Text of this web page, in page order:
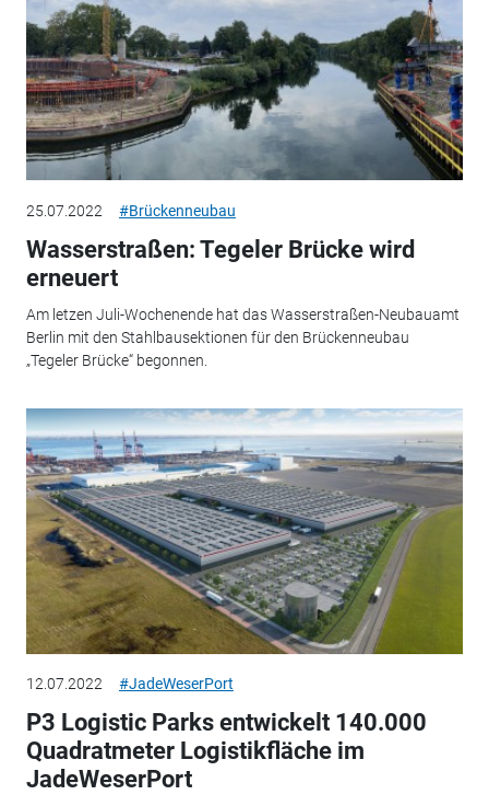
25.07.2022 #Brückenneubau
Wasserstraßen: Tegeler Brücke wird
erneuert
Am letzen Juli-Wochenende hat das Wasserstraßen-Neubauamt
Berlin mit den Stahlbausektionen für den Brückenneubau
„Tegeler Brücke“ begonnen.
12.07.2022 #JadeWeserPort
P3 Logistic Parks entwickelt 140.000
Quadratmeter Logistikfläche im
JadeWeserPort